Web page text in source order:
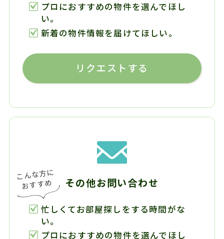
プロにおすすめの物件を選んでほし
い。
新着の物件情報を届けてほしい。
リクエストする
その他お問い合わせ
忙しくてお部屋探しをする時間がな
い。
プロにおすすめの物件を選んでほし